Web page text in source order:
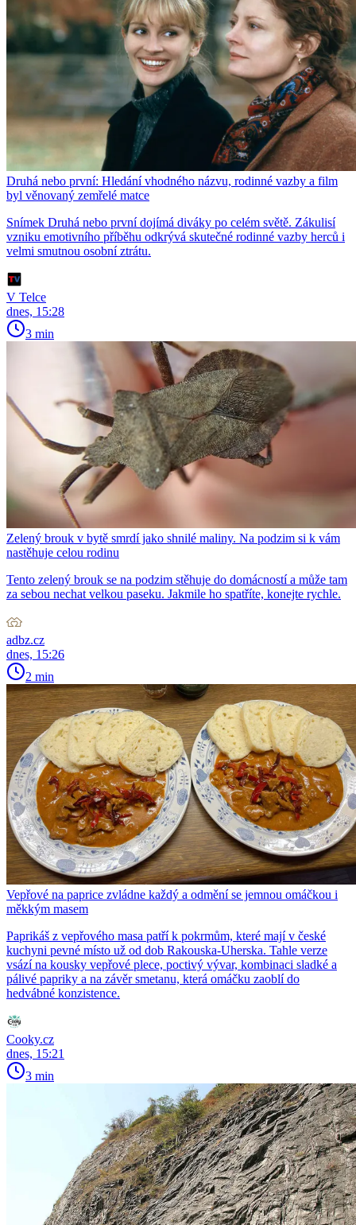
Druhá nebo první: Hledání vhodného názvu, rodinné vazby a film
byl věnovaný zemřelé matce
Snímek Druhá nebo první dojímá diváky po celém světě. Zákulisí
vzniku emotivního příběhu odkrývá skutečné rodinné vazby herců i
velmi smutnou osobní ztrátu.
V Telce
dnes, 15:28
3 min
Zelený brouk v bytě smrdí jako shnilé maliny. Na podzim si k vám
nastěhuje celou rodinu
Tento zelený brouk se na podzim stěhuje do domácností a může tam
za sebou nechat velkou paseku. Jakmile ho spatříte, konejte rychle.
adbz.cz
dnes, 15:26
2 min
Vepřové na paprice zvládne každý a odmění se jemnou omáčkou i
měkkým masem
Paprikáš z vepřového masa patří k pokrmům, které mají v české
kuchyni pevné místo už od dob Rakouska-Uherska. Tahle verze
vsází na kousky vepřové plece, poctivý vývar, kombinaci sladké a
pálivé papriky a na závěr smetanu, která omáčku zaoblí do
hedvábné konzistence.
Cooky.cz
dnes, 15:21
3 min